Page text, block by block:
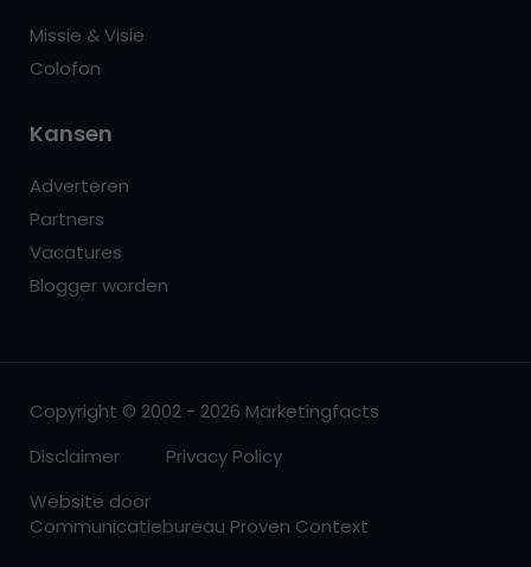
Missie & Visie
Colofon
Kansen
Adverteren
Partners
Vacatures
Blogger worden
Copyright © 2002 - 2026 Marketingfacts
Disclaimer
Privacy Policy
Website door
Communicatiebureau Proven Context